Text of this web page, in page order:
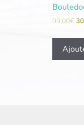
99,00€